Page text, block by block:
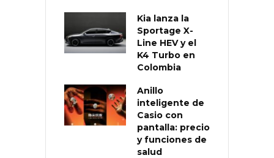
Kia lanza la
Sportage X-
Line HEV y el
K4 Turbo en
Colombia
Anillo
inteligente de
Casio con
pantalla: precio
y funciones de
salud